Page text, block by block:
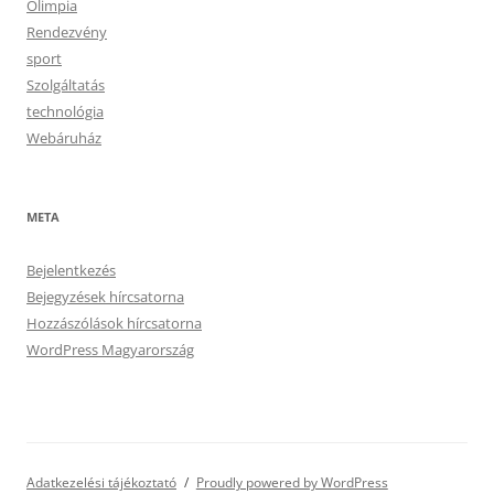
Olimpia
Rendezvény
sport
Szolgáltatás
technológia
Webáruház
META
Bejelentkezés
Bejegyzések hírcsatorna
Hozzászólások hírcsatorna
WordPress Magyarország
Adatkezelési tájékoztató Proudly powered by WordPress